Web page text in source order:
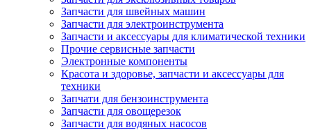
Запчасти для швейных машин
Запчасти для электроинструмента
Запчасти и аксессуары для климатической техники
Прочие сервисные запчасти
Электронные компоненты
Красота и здоровье, запчасти и аксессуары для
техники
Запчати для бензоинструмента
Запчасти для овощерезок
Запчасти для водяных насосов